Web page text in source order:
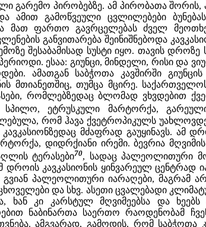
გარემო პირობებზე. ამ პირობათა
გამოწვეული ცვლილებები
მათ ფართო გავრცელებას ძველ
განვითარება შეინიშნებოდა
შესაბამისად სუსტი იყო. თავის დროზე
ესაა: გიუნცი, მინდელი, რისი და
ამათგან საბჭოთა კავშირში
მთიანეთშიც, თუმცა მცირე.
რომლებზედაც ბლომად ვხვდებით
ეტრუსკული მარტორქა, გარეული
რომ ჰავა ქვეტროპიკულს
მძაფრად გაუყინავს. ამ
დიდრქიანი ირემი. ბევრია
ტერასები70, სადაც პალეოლითური
დროის კავკასიონის ყინვარეულ ცენტრად
გვიან პალეოლითური იარაღები, მაგრამ
და სხვ. ასეთი ცვალებადი
ხან კი კარსტულ მღვიმეებსა და
ნაბინართა საერთო რაოდენობამ
ამგვარად, გამოდის, რომ საბჭოთა